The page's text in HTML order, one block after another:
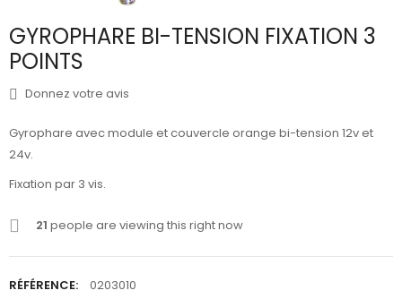
GYROPHARE BI-TENSION FIXATION 3
POINTS
Donnez votre avis
Gyrophare avec module et couvercle orange bi-tension 12v et
24v.
Fixation par 3 vis.
21 people are viewing this right now
RÉFÉRENCE: 0203010